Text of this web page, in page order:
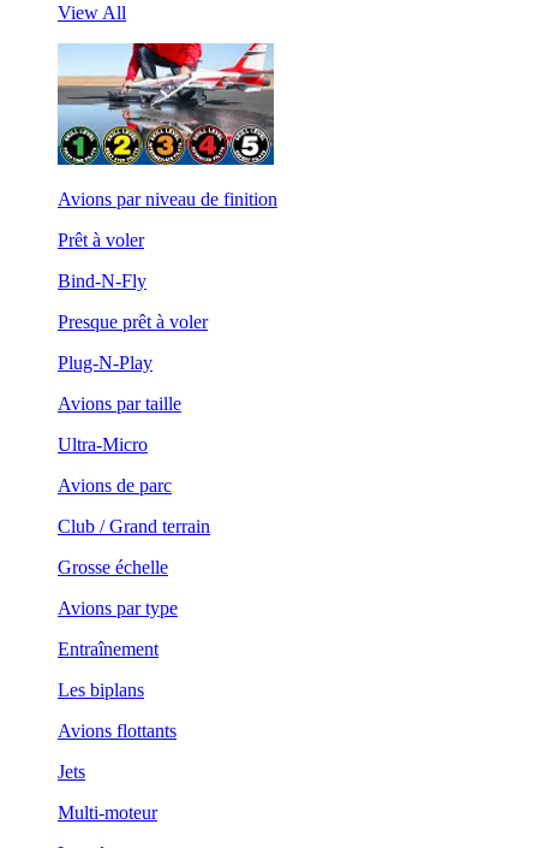
View All
Avions par niveau de finition
Prêt à voler
Bind-N-Fly
Presque prêt à voler
Plug-N-Play
Avions par taille
Ultra-Micro
Avions de parc
Club / Grand terrain
Grosse échelle
Avions par type
Entraînement
Les biplans
Avions flottants
Jets
Multi-moteur